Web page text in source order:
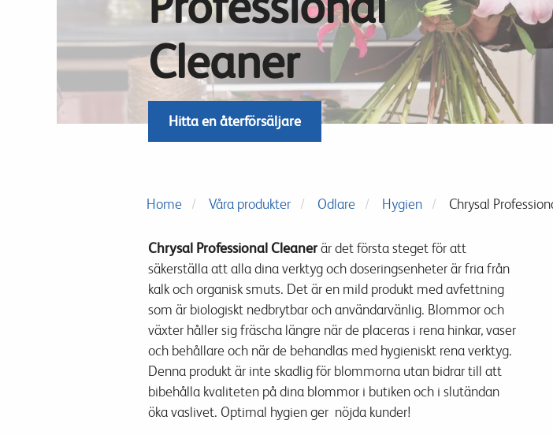
Cleaner
Hitta en återförsäljare
Home Våra produkter Odlare Hygien Chrysal
Chrysal Professional Cleaner är det första steget för att
säkerställa att alla dina verktyg och doseringsenheter är fria från
kalk och organisk smuts. Det är en mild produkt med avfettning
som är biologiskt nedbrytbar och användarvänlig. Blommor och
växter håller sig fräscha längre när de placeras i rena hinkar, vaser
och behållare och när de behandlas med hygieniskt rena verktyg.
Denna produkt är inte skadlig för blommorna utan bidrar till att
bibehålla kvaliteten på dina blommor i butiken och i slutändan
öka vaslivet. Optimal hygienger nöjda kunder!